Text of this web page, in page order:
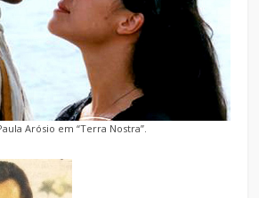
Arósio em “Terra Nostra”.